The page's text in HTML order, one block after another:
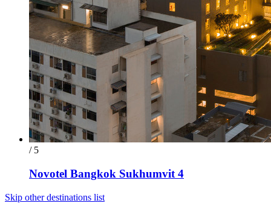
/ 5
Novotel Bangkok Sukhumvit 4
Skip other destinations list